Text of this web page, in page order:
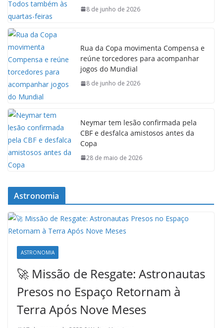
8 de junho de 2026
Rua da Copa movimenta Compensa e
reúne torcedores para acompanhar
jogos do Mundial
8 de junho de 2026
Neymar tem lesão confirmada pela
CBF e desfalca amistosos antes da
Copa
28 de maio de 2026
Astronomia
ASTRONOMIA
🚀 Missão de Resgate: Astronautas
Presos no Espaço Retornam à
Terra Após Nove Meses